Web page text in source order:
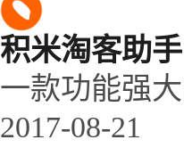
积米淘客助手
一款功能强
2017-08-21